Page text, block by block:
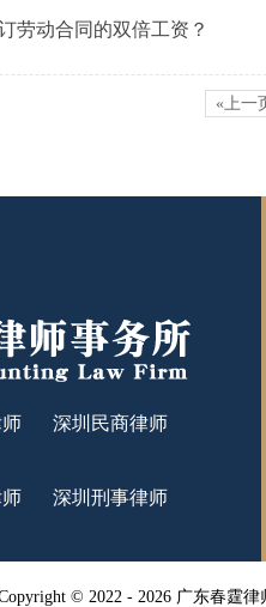
劳动合同的双倍工资？
«上一
深圳民商律师
深圳刑事律师
© 2022 - 2026 广东春霆